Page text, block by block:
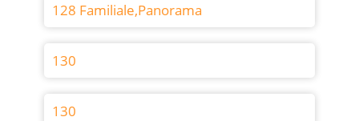
128 Familiale,Panorama
130
130